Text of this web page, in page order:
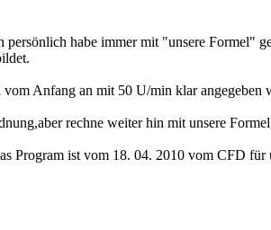
habe immer mit "unsere Formel"
Anfang an mit 50 U/min klar angegeben
rechne weiter hin mit unsere
Program ist vom 18. 04. 2010 vom CFD für